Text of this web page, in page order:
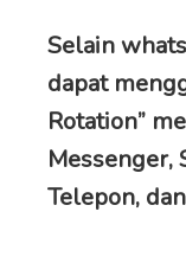
Selain
dapat
Rotation”
Messenger,
Telepon,